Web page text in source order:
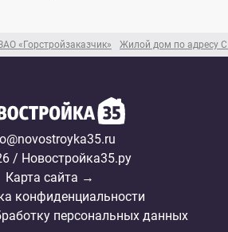
«Горстройзаказчик» Жилой дом по адресу
/ Новостройка35.ру
Карта сайта →
конфиденциальности
персональных данных